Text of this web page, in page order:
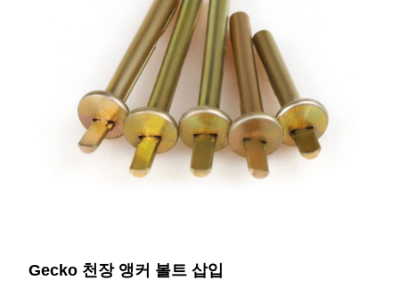
Gecko 천장 앵커 볼트 삽입